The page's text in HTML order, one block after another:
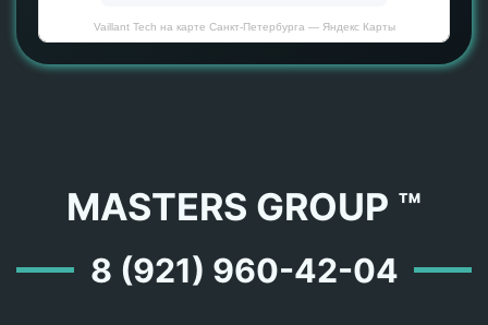
Vaillant Tech на карте Санкт‑Петербурга — Яндекс Карты
MASTERS GROUP ™
8 (921) 960-42-04